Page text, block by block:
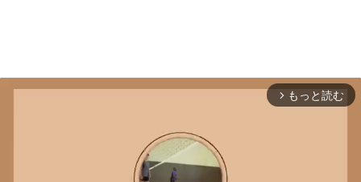
arrow_forward_ios もっと読む